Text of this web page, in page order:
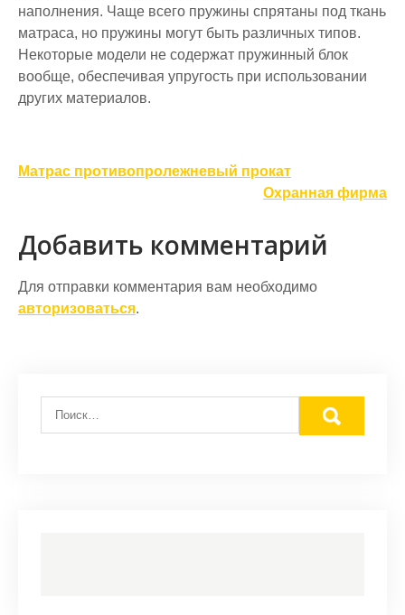
наполнения. Чаще всего пружины спрятаны под ткань
матраса, но пружины могут быть различных типов.
Некоторые модели не содержат пружинный блок
вообще, обеспечивая упругость при использовании
других материалов.
Навигация
записям
Матрас противопролежневый прокат
Охранная фирма
Добавить комментарий
Для отправки комментария вам необходимо
авторизоваться.